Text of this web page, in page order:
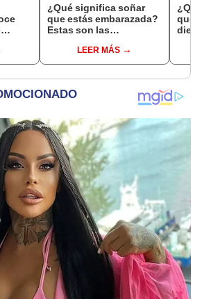
¿Qué significa soñar
que estás embarazada?
Estas son las
comunesLEER MÁS
que